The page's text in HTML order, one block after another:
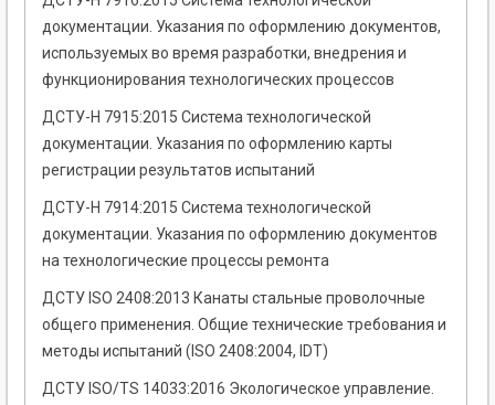
документации. Указания по оформлению документов,
используемых во время разработки, внедрения и
функционирования технологических процессов
ДСТУ-Н 7915:2015 Система технологической
документации. Указания по оформлению карты
регистрации результатов испытаний
ДСТУ-Н 7914:2015 Система технологической
документации. Указания по оформлению документов
на технологические процессы ремонта
ДСТУ ISO 2408:2013 Канаты стальные проволочные
общего применения. Общие технические требования и
методы испытаний (ISO 2408:2004, IDT)
ДСТУ ISO/TS 14033:2016 Экологическое управление.